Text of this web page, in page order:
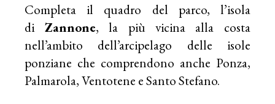
Completa il quadro del parco, l’isola
di Zannone, la più vicina alla costa
nell’ambito dell’arcipelago delle isole
ponziane che comprendono anche Ponza,
Palmarola, Ventotene e Santo Stefano.